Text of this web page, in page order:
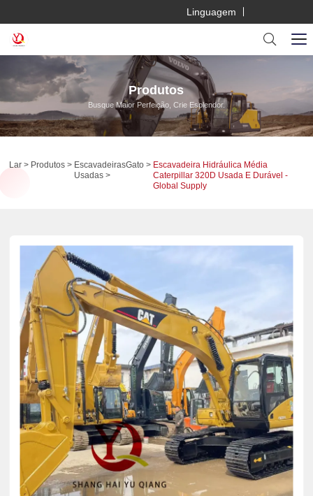
Linguagem
Produtos
Busque Maior Perfeição, Crie Esplendor.
Lar Produtos
Escavadeiras
Usadas
Gato
Escavadeira Hidráulica Média
Caterpillar 320D Usada E Durável -
Global Supply